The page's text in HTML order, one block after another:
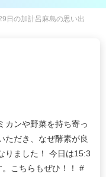
日の加計呂麻島の思い出
カンや野菜を持ち寄っ
ただき、なぜ酵素が良
りました！ 今日は15:3
こちらもぜひ！！ #